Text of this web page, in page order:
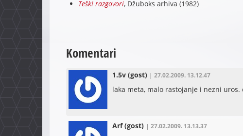
Teški razgovori, Džuboks arhiva (1982)
Komentari
1.5v(gost) | 27.02.2009. 13.12.47
laka meta, malo rastojanje i nezni
Arf(gost) | 27.02.2009. 13.13.37